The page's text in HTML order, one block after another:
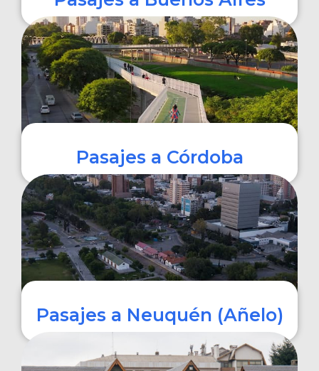
COMPRAR
Pasajes a Córdoba
COMPRAR
Pasajes a Neuquén (Añelo)
COMPRAR